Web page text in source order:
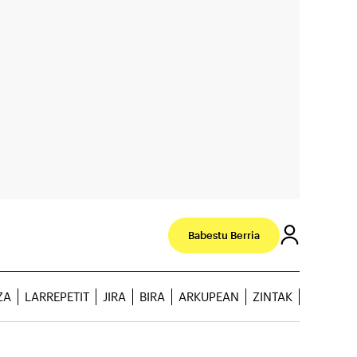
Babestu Berria
LARREPETIT JIRA BIRA ARKUPEAN ZINTAK